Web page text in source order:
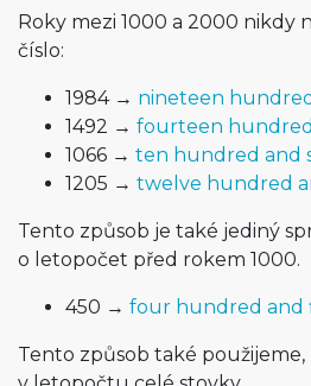
Roky mezi 1000 a 2000 nikdy
číslo:
1984 → nineteen
1492 → fourteen
1066 → ten hundred and
1205 → twelve hundred
Tento způsob je také jediný
o letopočet před rokem 1000.
450 → four hundred and
Tento způsob také